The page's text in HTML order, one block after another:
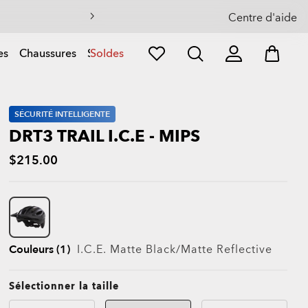
Centre d'aide
Chaussures Sports
Soldes
SÉCURITÉ INTELLIGENTE
DRT3 TRAIL I.C.E - MIPS
$215.00
Couleurs (1) I.c.e. Matte Black/matte Reflective
Sélectionner la taille